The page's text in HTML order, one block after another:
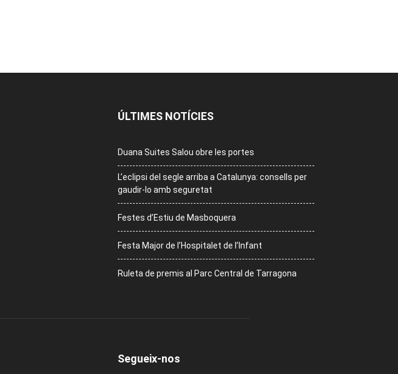
ÚLTIMES NOTÍCIES
Duana Suites Salou obre les portes
L’eclipsi del segle arriba a Catalunya: consells per
gaudir-lo amb seguretat
Festes d’Estiu de Masboquera
Festa Major de l’Hospitalet de l’Infant
Ruleta de premis al Parc Central de Tarragona
Segueix-nos